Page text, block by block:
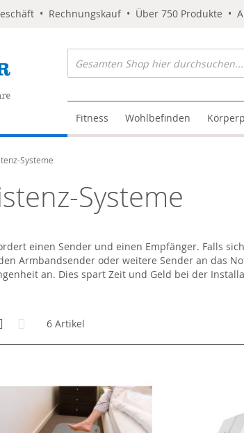
• Rechnungskauf • Über 750 Produkte •
Fitness Wohlbefinden
Systeme
Systeme
einen Sender und einen Empfänger. Falls
Armbandsender oder weitere Sender an das
an. Dies spart Zeit und Geld bei der
Anzeigen
als
Kachelansicht
Liste6 Artikel